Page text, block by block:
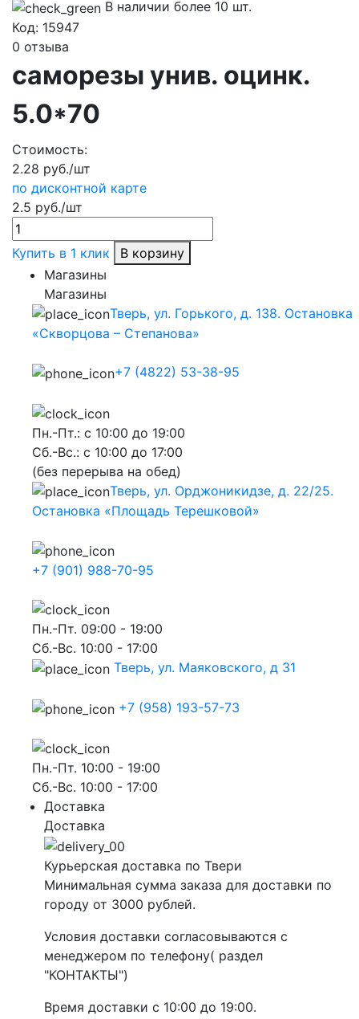
В наличии более 10 шт.
Код: 15947
0 отзыва
саморезы унив. оцинк.
5.0*70
Стоимость:
2.28 руб./шт
по дисконтной карте
2.5 руб./шт
Купить в 1 клик
В корзину
Магазины
Магазины
Тверь, ул. Горького, д. 138. Остановка
«Скворцова – Степанова»
+7 (4822) 53-38-95
Пн.-Пт.: с 10:00 до 19:00
Сб.-Вс.: с 10:00 до 17:00
(без перерыва на обед)
Тверь, ул. Орджоникидзе, д. 22/25.
Остановка «Площадь Терешковой»
+7 (901) 988-70-95
Пн.-Пт. 09:00 - 19:00
Сб.-Вс. 10:00 - 17:00
Тверь, ул. Маяковского, д 31
+7 (958) 193-57-73
Пн.-Пт. 10:00 - 19:00
Сб.-Вс. 10:00 - 17:00
Доставка
Доставка
Курьерская доставка по Твери
Минимальная сумма заказа для доставки по
городу от 3000 рублей.
Условия доставки согласовываются с
менеджером по телефону( раздел
"КОНТАКТЫ")
Время доставки с 10:00 до 19:00.